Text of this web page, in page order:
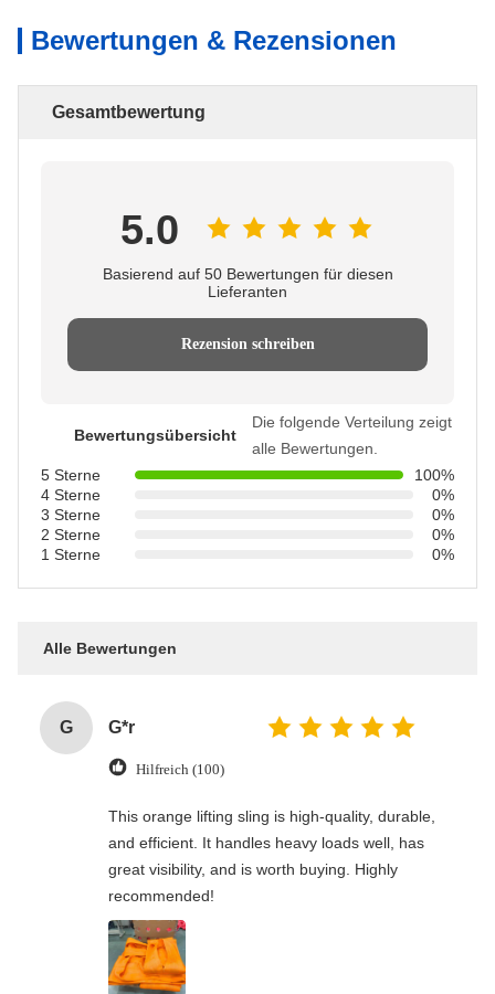
Bewertungen & Rezensionen
Gesamtbewertung
5.0
Basierend auf 50 Bewertungen für diesen
Lieferanten
Rezension schreiben
Bewertungsübersicht
Die folgende Verteilung zeigt
alle Bewertungen.
5 Sterne
100%
4 Sterne
0%
3 Sterne
0%
2 Sterne
0%
1 Sterne
0%
Alle Bewertungen
G G*r
Hilfreich (100)
This orange lifting sling is high-quality, durable,
and efficient. It handles heavy loads well, has
great visibility, and is worth buying. Highly
recommended!